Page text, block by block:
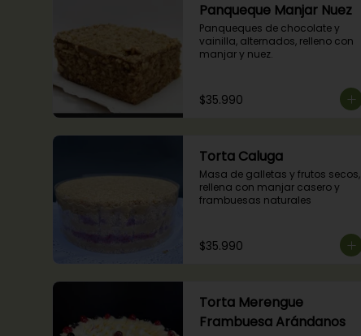
Panqueque Manjar Nuez
Panqueques de chocolate y
vainilla, alternados, relleno con
manjar y nuez.
$35.990
Torta Caluga
Masa de galletas y frutos secos,
rellena con manjar casero y
frambuesas naturales
$35.990
Torta Merengue
Frambuesa Arándanos